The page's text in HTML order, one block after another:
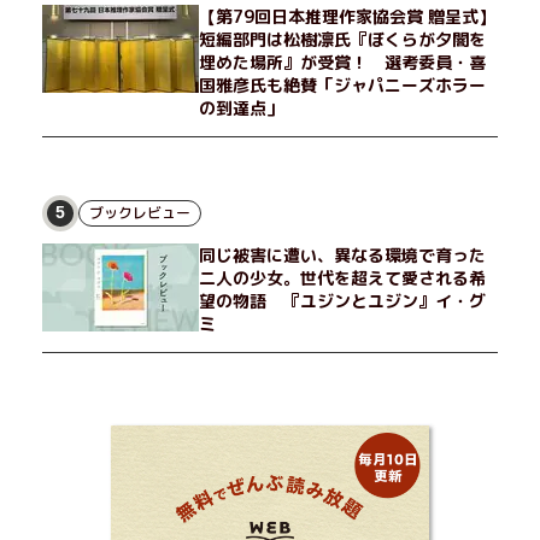
姿と、その連帯を描く。赤裸々にして切実な、セクシュアリティ
をめぐる物語。
【第79回日本推理作家協会賞 贈呈式】
短編部門は松樹凛氏『ぼくらが夕闇を
埋めた場所』が受賞！ 選考委員・喜
国雅彦氏も絶賛「ジャパニーズホラー
の到達点」
5 ブックレビュー
同じ被害に遭い、異なる環境で育った
二人の少女。世代を超えて愛される希
望の物語 『ユジンとユジン』イ・グ
ミ